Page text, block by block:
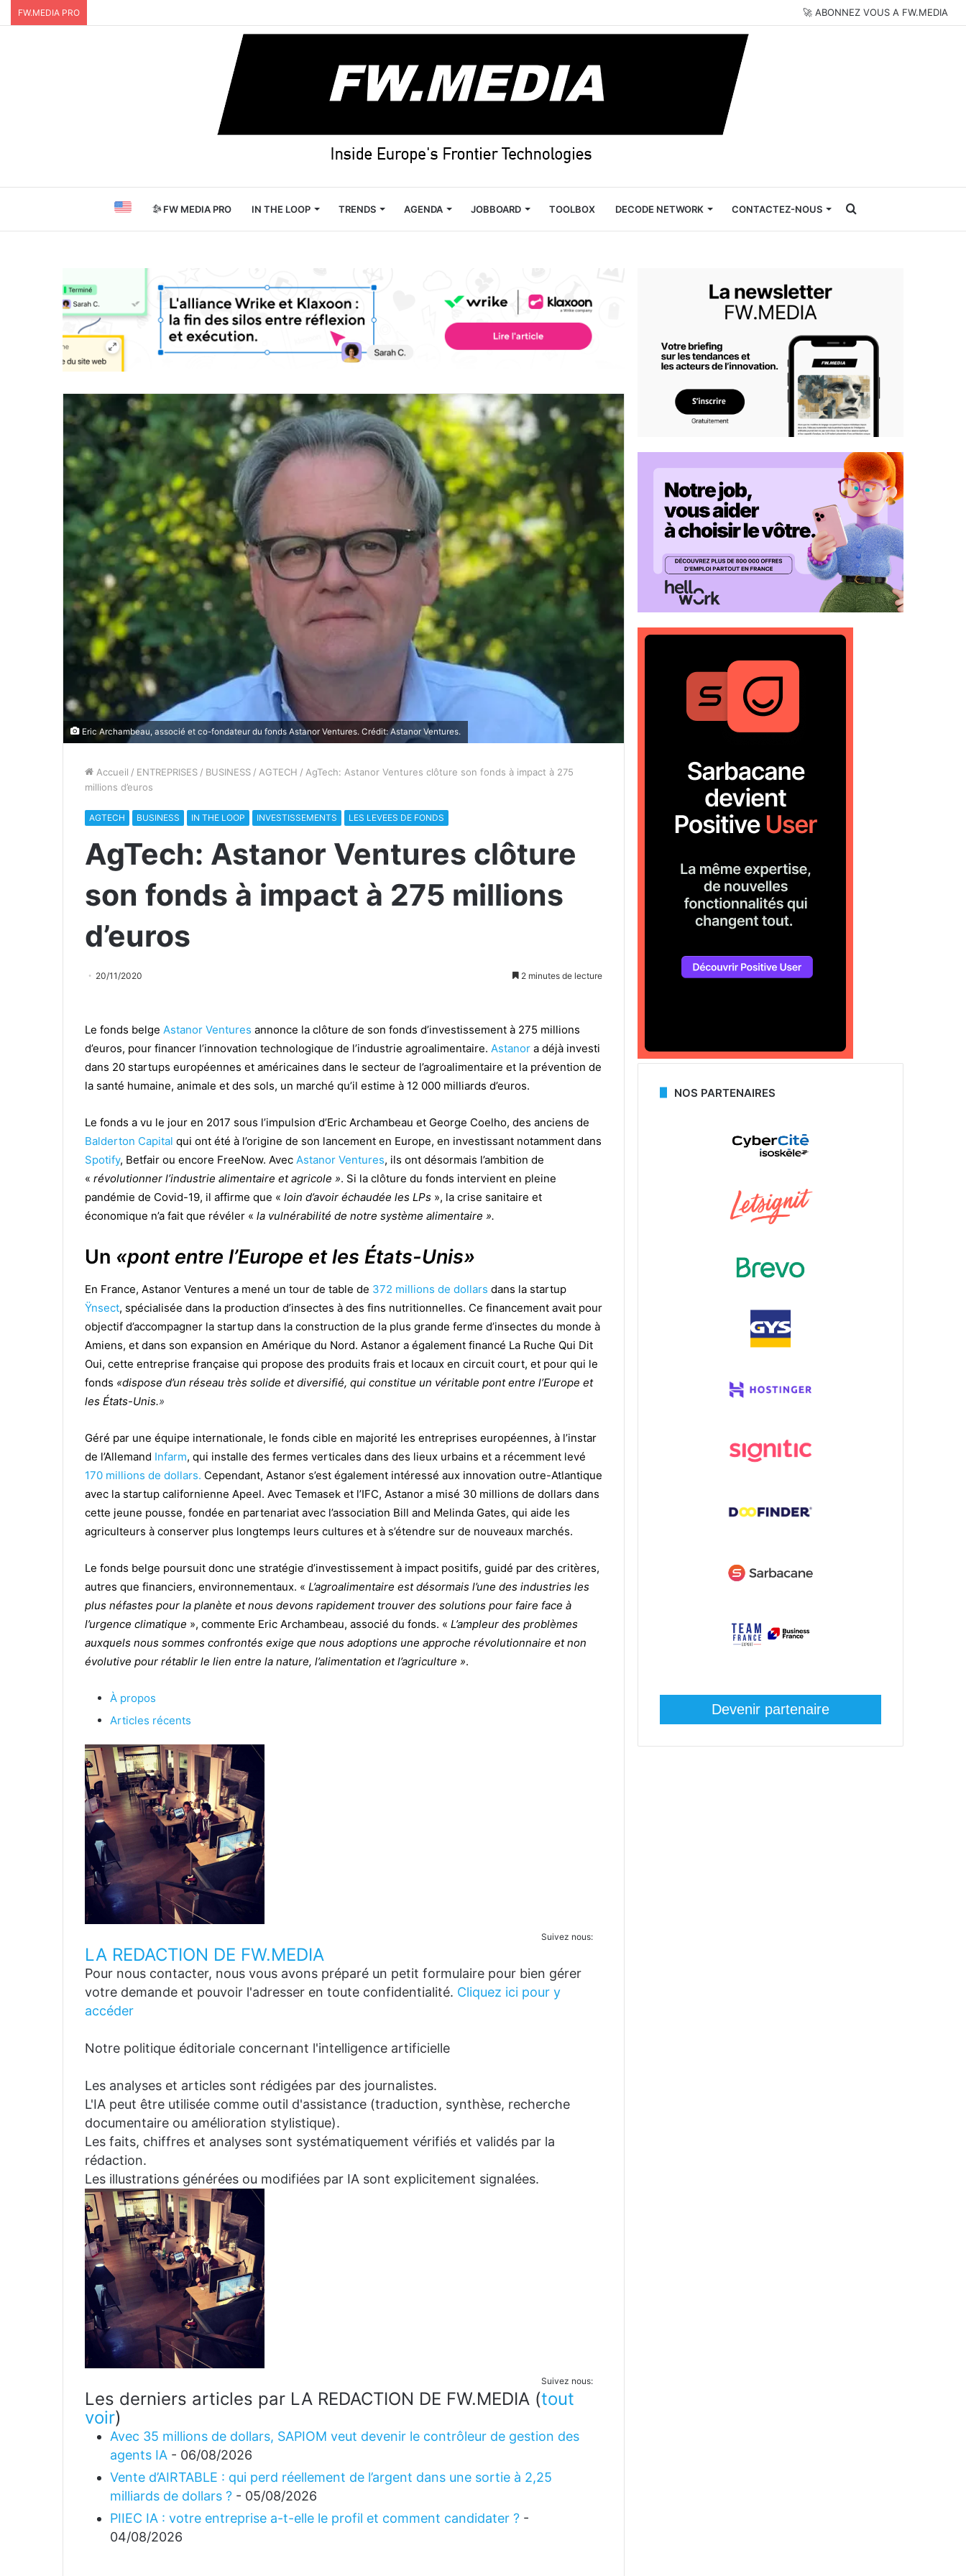
FW.MEDIA PRO 🚀 ABONNEZ VOUS A FW.MEDIA
FW MEDIA PRO IN THE LOOP TRENDS AGENDA JOBBOARD TOOLBOX DECODE NETWORK CONTACTEZ-NOUS Rechercher
Eric Archambeau, associé et co-fondateur du fonds Astanor Ventures. Crédit: Astanor Ventures.
Accueil / ENTREPRISES / BUSINESS / AGTECH / AgTech: Astanor Ventures clôture son fonds à impact à 275
millions d’euros
AGTECH BUSINESS IN THE LOOP INVESTISSEMENTS LES LEVEES DE FONDS
AgTech: Astanor Ventures clôture
son fonds à impact à 275 millions
d’euros
20/11/2020 2 minutes de lecture
Le fonds belge Astanor Ventures annonce la clôture de son fonds d’investissement à 275 millions
d’euros, pour financer l’innovation technologique de l’industrie agroalimentaire. Astanor a déjà investi
dans 20 startups européennes et américaines dans le secteur de l’agroalimentaire et la prévention de
la santé humaine, animale et des sols, un marché qu’il estime à 12 000 milliards d’euros.
Le fonds a vu le jour en 2017 sous l’impulsion d’Eric Archambeau et George Coelho, des anciens de
Balderton Capital qui ont été à l’origine de son lancement en Europe, en investissant notamment dans
Spotify, Betfair ou encore FreeNow. Avec Astanor Ventures, ils ont désormais l’ambition de
« révolutionner l’industrie alimentaire et agricole ». Si la clôture du fonds intervient en pleine
pandémie de Covid-19, il affirme que « loin d’avoir échaudée les LPs », la crise sanitaire et
économique n’a fait que révéler « la vulnérabilité de notre système alimentaire ».
Un «pont entre l’Europe et les États-Unis»
En France, Astanor Ventures a mené un tour de table de 372 millions de dollars dans la startup
Ÿnsect, spécialisée dans la production d’insectes à des fins nutritionnelles. Ce financement avait pour
objectif d’accompagner la startup dans la construction de la plus grande ferme d’insectes du monde à
Amiens, et dans son expansion en Amérique du Nord. Astanor a également financé La Ruche Qui Dit
Oui, cette entreprise française qui propose des produits frais et locaux en circuit court, et pour qui le
fonds «dispose d’un réseau très solide et diversifié, qui constitue un véritable pont entre l’Europe et
les États-Unis.»
Géré par une équipe internationale, le fonds cible en majorité les entreprises européennes, à l’instar
de l’Allemand Infarm, qui installe des fermes verticales dans des lieux urbains et a récemment levé
170 millions de dollars. Cependant, Astanor s’est également intéressé aux innovation outre-Atlantique
avec la startup californienne Apeel. Avec Temasek et l’IFC, Astanor a misé 30 millions de dollars dans
cette jeune pousse, fondée en partenariat avec l’association Bill and Melinda Gates, qui aide les
agriculteurs à conserver plus longtemps leurs cultures et à s’étendre sur de nouveaux marchés.
Le fonds belge poursuit donc une stratégie d’investissement à impact positifs, guidé par des critères,
autres que financiers, environnementaux. « L’agroalimentaire est désormais l’une des industries les
plus néfastes pour la planète et nous devons rapidement trouver des solutions pour faire face à
l’urgence climatique », commente Eric Archambeau, associé du fonds. « L’ampleur des problèmes
auxquels nous sommes confrontés exige que nous adoptions une approche révolutionnaire et non
évolutive pour rétablir le lien entre la nature, l’alimentation et l’agriculture ».
À propos
Articles récents
Suivez nous:
LA REDACTION DE FW.MEDIA
Pour nous contacter, nous vous avons préparé un petit formulaire pour bien gérer
votre demande et pouvoir l'adresser en toute confidentialité. Cliquez ici pour y
accéder
Notre politique éditoriale concernant l'intelligence artificielle
Les analyses et articles sont rédigées par des journalistes.
L'IA peut être utilisée comme outil d'assistance (traduction, synthèse, recherche
documentaire ou amélioration stylistique).
Les faits, chiffres et analyses sont systématiquement vérifiés et validés par la
rédaction.
Les illustrations générées ou modifiées par IA sont explicitement signalées.
Suivez nous:
Les derniers articles par LA REDACTION DE FW.MEDIA (tout
voir)
Avec 35 millions de dollars, SAPIOM veut devenir le contrôleur de gestion des
agents IA - 06/08/2026
Vente d’AIRTABLE : qui perd réellement de l’argent dans une sortie à 2,25
milliards de dollars ? - 05/08/2026
PIIEC IA : votre entreprise a-t-elle le profil et comment candidater ? -
04/08/2026
NOS PARTENAIRES
Devenir partenaire